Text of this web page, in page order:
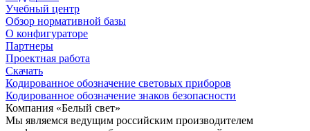
Учебный центр
Обзор нормативной базы
О конфигураторе
Партнеры
Проектная работа
Скачать
Кодированное обозначение световых приборов
Кодированное обозначение знаков безопасности
Компания «Белый свет»
Мы являемся ведущим российским производителем